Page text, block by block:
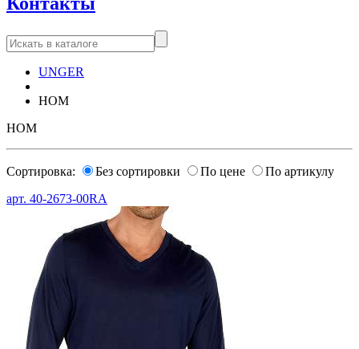
UNGER
HOM
HOM
Сортировка: Без сортировки По цене
По артикулу
арт. 40-2673-00RA